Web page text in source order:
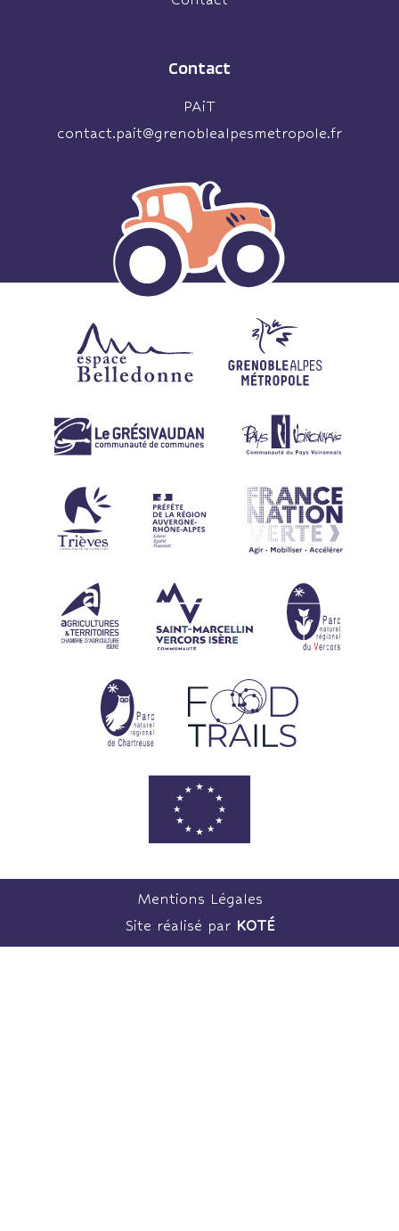
Contact
PAiT
contact.pait@grenoblealpesmetropole.fr
Mentions Légales
Site réalisé par KOTÉ